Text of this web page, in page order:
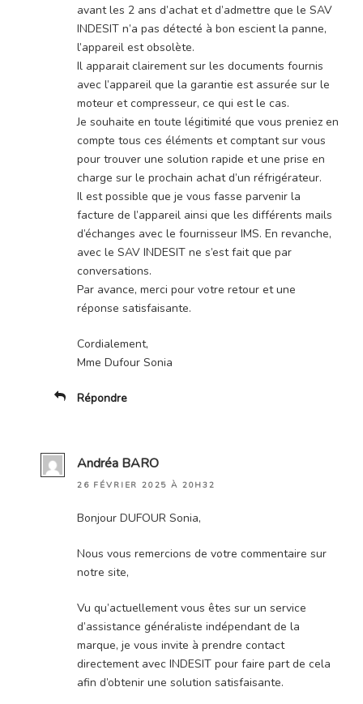
avant les 2 ans d’achat et d’admettre que le SAV
INDESIT n’a pas détecté à bon escient la panne,
l’appareil est obsolète.
Il apparait clairement sur les documents fournis
avec l’appareil que la garantie est assurée sur le
moteur et compresseur, ce qui est le cas.
Je souhaite en toute légitimité que vous preniez en
compte tous ces éléments et comptant sur vous
pour trouver une solution rapide et une prise en
charge sur le prochain achat d’un réfrigérateur.
Il est possible que je vous fasse parvenir la
facture de l’appareil ainsi que les différents mails
d’échanges avec le fournisseur IMS. En revanche,
avec le SAV INDESIT ne s’est fait que par
conversations.
Par avance, merci pour votre retour et une
réponse satisfaisante.
Cordialement,
Mme Dufour Sonia
Répondre
Andréa BARO
26 FÉVRIER 2025 À 20H32
Bonjour DUFOUR Sonia,
Nous vous remercions de votre commentaire sur
notre site,
Vu qu’actuellement vous êtes sur un service
d’assistance généraliste indépendant de la
marque, je vous invite à prendre contact
directement avec INDESIT pour faire part de cela
afin d’obtenir une solution satisfaisante.